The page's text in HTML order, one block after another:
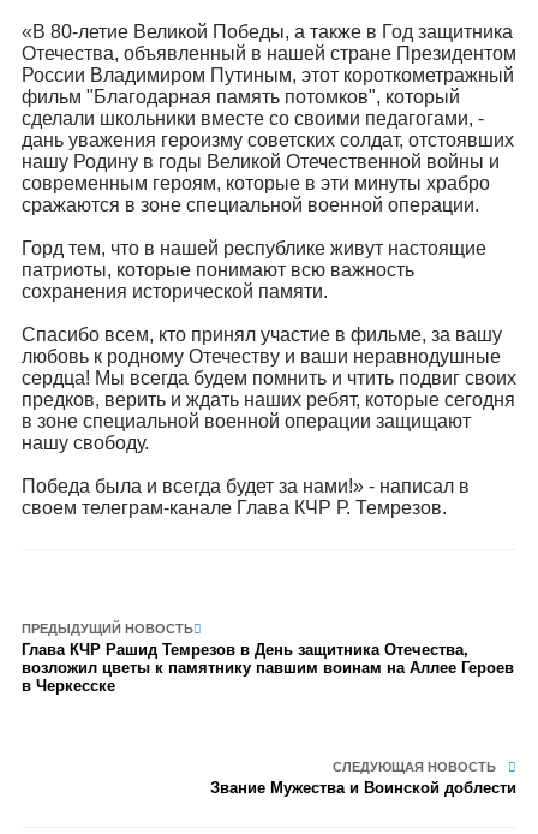
«В 80-летие Великой Победы, а также в Год защитника
Отечества, объявленный в нашей стране Президентом
России Владимиром Путиным, этот короткометражный
фильм "Благодарная память потомков", который
сделали школьники вместе со своими педагогами, -
дань уважения героизму советских солдат, отстоявших
нашу Родину в годы Великой Отечественной войны и
современным героям, которые в эти минуты храбро
сражаются в зоне специальной военной операции.
Горд тем, что в нашей республике живут настоящие
патриоты, которые понимают всю важность
сохранения исторической памяти.
Спасибо всем, кто принял участие в фильме, за вашу
любовь к родному Отечеству и ваши неравнодушные
сердца! Мы всегда будем помнить и чтить подвиг своих
предков, верить и ждать наших ребят, которые сегодня
в зоне специальной военной операции защищают
нашу свободу.
Победа была и всегда будет за нами!» - написал в
своем телеграм-канале Глава КЧР Р. Темрезов.
ПРЕДЫДУЩИЙ НОВОСТЬ
Глава КЧР Рашид Темрезов в День защитника Отечества,
возложил цветы к памятнику павшим воинам на Аллее Героев
в Черкесске
СЛЕДУЮЩАЯ НОВОСТЬ
Звание Мужества и Воинской доблести